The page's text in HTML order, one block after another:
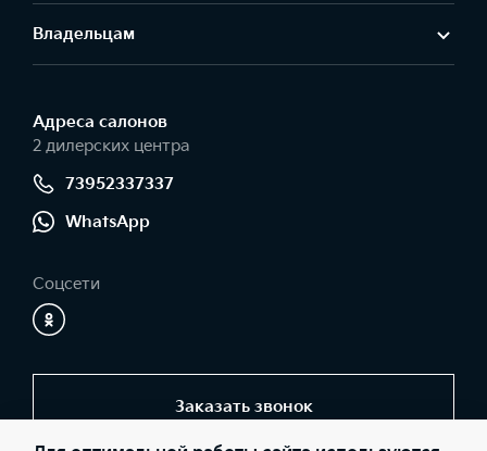
Владельцам
Адреса салонов
2 дилерских центра
73952337337
WhatsApp
Соцсети
Заказать звонок